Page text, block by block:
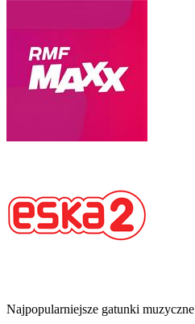
Najpopularniejsze gatunki muzyczne